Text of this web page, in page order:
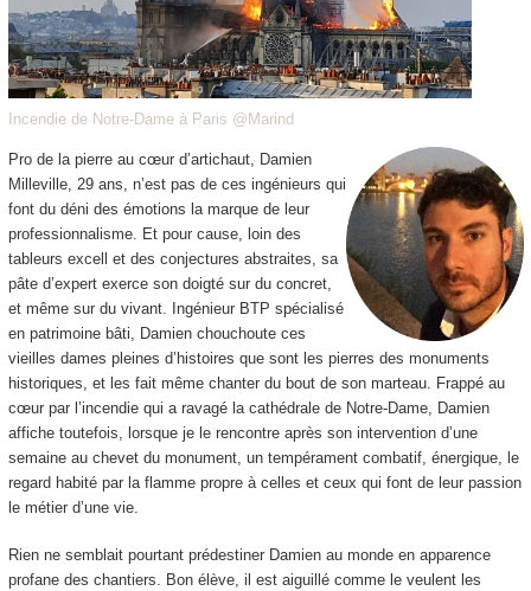
Incendie de Notre-Dame à Paris @Marind
Pro de la pierre au cœur d’artichaut, Damien
Milleville, 29 ans, n’est pas de ces ingénieurs qui
font du déni des émotions la marque de leur
professionnalisme. Et pour cause, loin des
tableurs excell et des conjectures abstraites, sa
pâte d’expert exerce son doigté sur du concret,
et même sur du vivant. Ingénieur BTP spécialisé
en patrimoine bâti, Damien chouchoute ces
vieilles dames pleines d’histoires que sont les pierres des monuments
historiques, et les fait même chanter du bout de son marteau. Frappé au
cœur par l’incendie qui a ravagé la cathédrale de Notre-Dame, Damien
affiche toutefois, lorsque je le rencontre après son intervention d’une
semaine au chevet du monument, un tempérament combatif, énergique, le
regard habité par la flamme propre à celles et ceux qui font de leur passion
le métier d’une vie.
Rien ne semblait pourtant prédestiner Damien au monde en apparence
profane des chantiers. Bon élève, il est aiguillé comme le veulent les